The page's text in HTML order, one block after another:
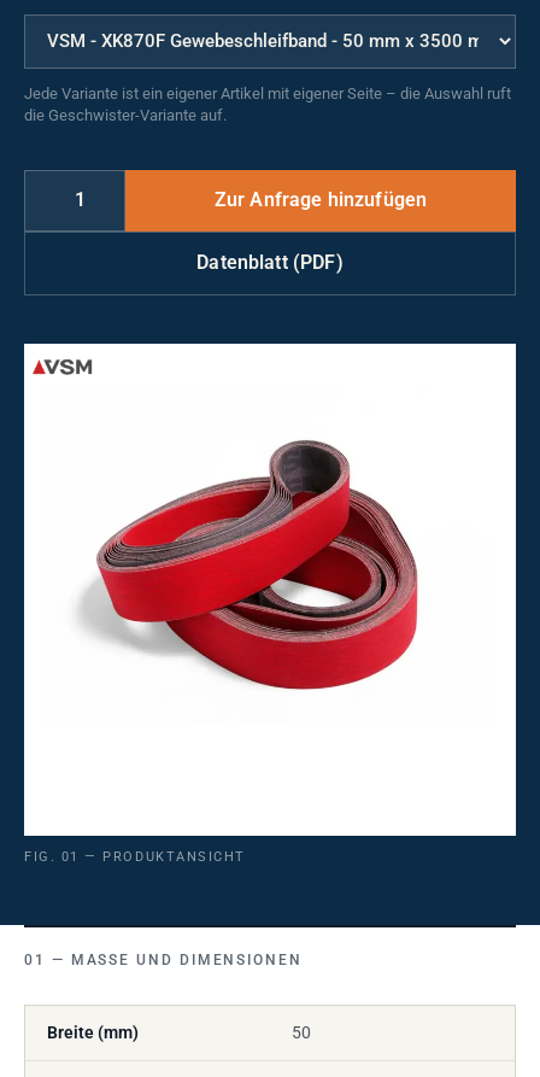
Jede Variante ist ein eigener Artikel mit eigener Seite – die Auswahl ruft
die Geschwister-Variante auf.
Datenblatt (PDF)
FIG. 01 — PRODUKTANSICHT
MASSE UND DIMENSIONEN
Breite (mm) 50